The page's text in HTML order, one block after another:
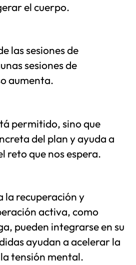
el cuerpo.
las sesiones de
sesiones de
aumenta.
permitido, sino que
del plan y ayuda a
reto que nos espera.
la recuperación y
activa, como
pueden integrarse en su
ayudan a acelerar la
tensión mental.